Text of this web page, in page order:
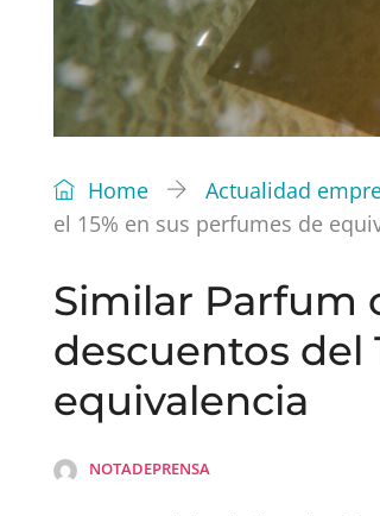
Home Actualidad
el 15% en sus perfumes de
Similar Parfum
descuentos del
equivalencia
NOTADEPRENSA